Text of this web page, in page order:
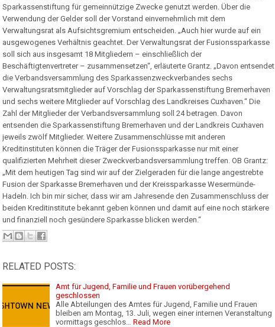
Sparkassenstiftung für gemeinnützige Zwecke genutzt werden. Über die
Verwendung der Gelder soll der Vorstand einvernehmlich mit dem
Verwaltungsrat als Aufsichtsgremium entscheiden. „Auch hier wurde auf ein
ausgewogenes Verhältnis geachtet. Der Verwaltungsrat der Fusionssparkasse
soll sich aus insgesamt 18 Mitgliedern – einschließlich der
Beschäftigtenvertreter – zusammensetzen“, erläuterte Grantz. „Davon entsendet
die Verbandsversammlung des Sparkassenzweckverbandes sechs
Verwaltungsratsmitglieder auf Vorschlag der Sparkassenstiftung Bremerhaven
und sechs weitere Mitglieder auf Vorschlag des Landkreises Cuxhaven.“ Die
Zahl der Mitglieder der Verbandsversammlung soll 24 betragen. Davon
entsenden die Sparkassenstiftung Bremerhaven und der Landkreis Cuxhaven
jeweils zwölf Mitglieder. Weitere Zusammenschlüsse mit anderen
Kreditinstituten können die Träger der Fusionssparkasse nur mit einer
qualifizierten Mehrheit dieser Zweckverbandsversammlung treffen. OB Grantz:
„Mit dem heutigen Tag sind wir auf der Zielgeraden für die lange angestrebte
Fusion der Sparkasse Bremerhaven und der Kreissparkasse Wesermünde-
Hadeln. Ich bin mir sicher, dass wir am Jahresende den Zusammenschluss der
beiden Kreditinstitute bekannt geben können und damit auf eine noch stärkere
und finanziell noch gesündere Sparkasse blicken werden.“
RELATED POSTS:
Amt für Jugend, Familie und Frauen vorübergehend
geschlossen
Alle Abteilungen des Amtes für Jugend, Familie und Frauen
bleiben am Montag, 13. Juli, wegen einer internen Veranstaltung
vormittags geschlos…
Read More